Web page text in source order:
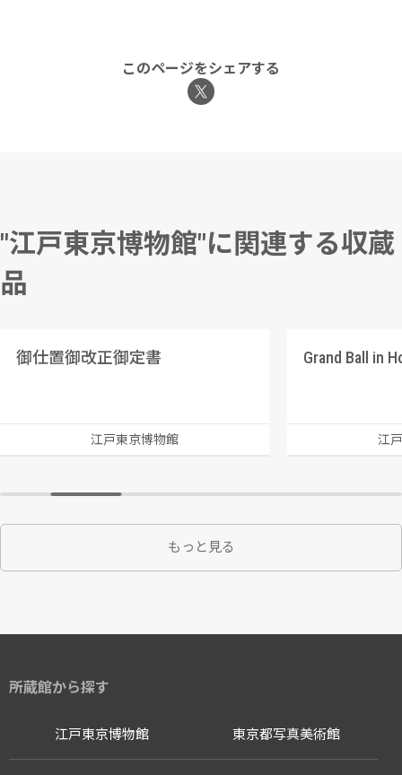
このページをシェアする
"江戸東京博物館"に関連する収蔵
品
御仕置御改正御定書
江戸東京博物館 江
もっと見る
所蔵館から探す
江戸東京博物館 東京都写真美術館